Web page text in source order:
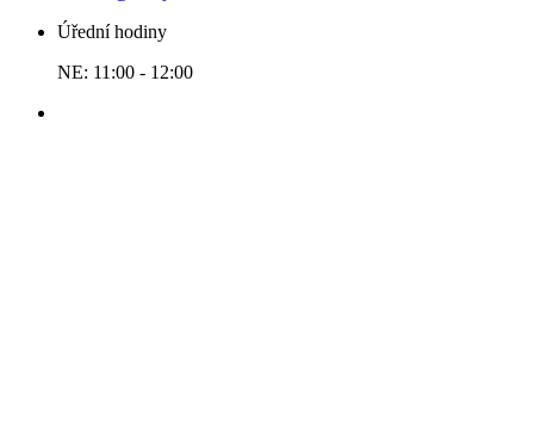
Úřední hodiny
NE: 11:00 - 12:00